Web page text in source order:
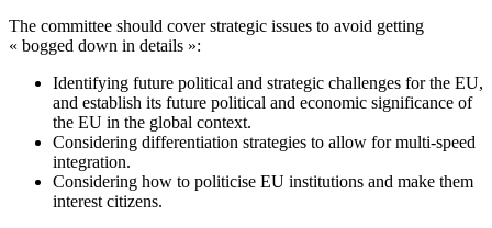
The committee should cover strategic issues to avoid getting
« bogged down in details »:
Identifying future political and strategic challenges for the EU,
and establish its future political and economic significance of
the EU in the global context.
Considering differentiation strategies to allow for multi-speed
integration.
Considering how to politicise EU institutions and make them
interest citizens.